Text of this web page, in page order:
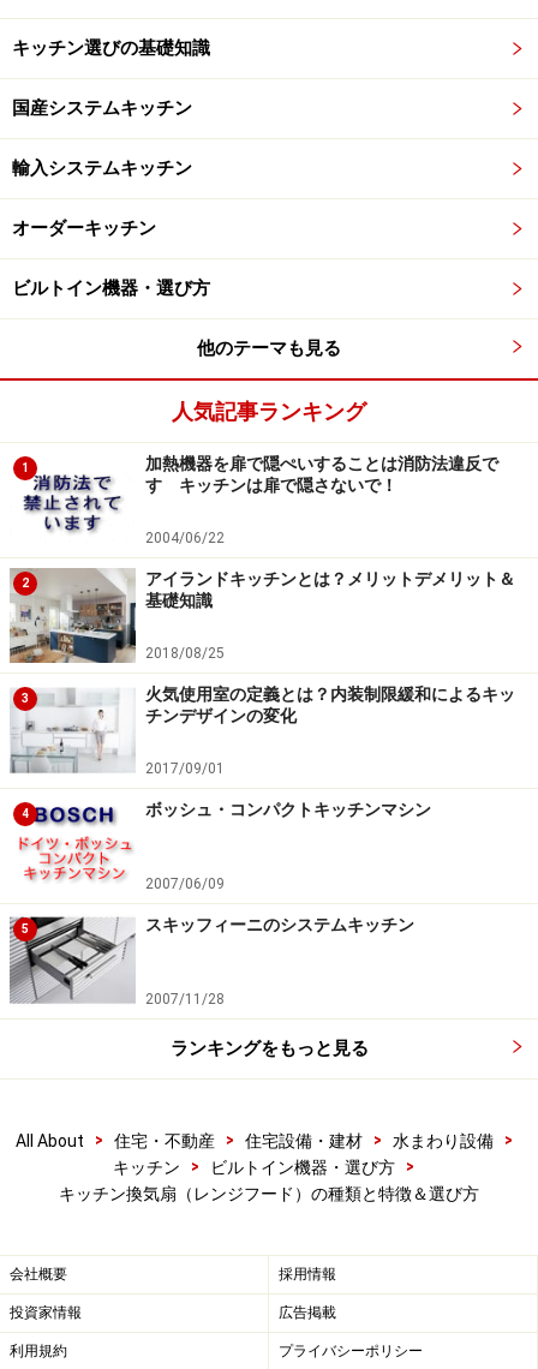
コファン
■シロッコファンタイプ（ダクト排気式）
シロッコファンタイプ（ダクト排気式）は、天井裏や壁
などに施工されたダクトを介して、煙や湯気を排気口ま
シロッコファンは、羽根車に幅の狭い羽根が数多く付い
を利用するため、4方向に自由に排気することが可能、
アイランドキッチンや対面式キッチンなどキッチンが外
壁に面していない場合をはじめ、マンションや一戸建て
でも多く用いられています。
その他、浅形のフードに多く使用され、羽根がファンの
回転方向に対して後ろ向きに配されているターボファン
もあります。これらは、ファンとフード本体が一体化し
ているタイプになります。
ファンを天井裏に設置することで低騒音化を実現。ダクトの
デザインもすっきりとスリムな印象に。フードに４灯の照明
（温白色LED）を前後に配置。 [静音スリムフード シロッコ
ファン]
パナソニック エコソリューションズ
ど
排気の機能によって分類することもあります。
■一般排気型
ファンによって、排気のみを行うタイプ。キッチン近く
に給気口を設けて給気を確保する必要があるものです。
キッチン選びの基礎知識
国産システムキッチン
輸入システムキッチン
オーダーキッチン
ビルトイン機器・選び方
他のテーマも見る
人気記事ランキング
1
加熱機器を扉で隠ぺいすることは消防法違反で
す キッチンは扉で隠さないで！
2004/06/22
2
アイランドキッチンとは？メリットデメリット＆
基礎知識
2018/08/25
3
火気使用室の定義とは？内装制限緩和によるキッ
チンデザインの変化
2017/09/01
4 ボッシュ・コンパクトキッチンマシン
2007/06/09
5 スキッフィーニのシステムキッチン
2007/11/28
ランキングをもっと見る
All About > 住宅・不動産 > 住宅設備・建材 > 水まわり設備
>
キッチン
> ビルトイン機器・選び方
>
キッチン換気扇（レンジフード）の種類と特徴＆選び方
会社概要 採用情報
投資家情報 広告掲載
利用規約 プライバシーポリシー